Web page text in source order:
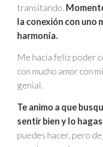
transitando.
la conexión con uno
harmonía.
Me hacía feliz poder
con mucho amor con
genial.
Te animo a que
sentir bien y lo hagas
puedes hacer, pero